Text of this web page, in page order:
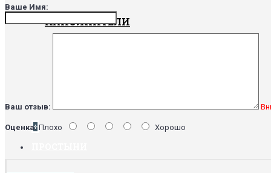
НАПОЛНИТЕЛИ
+
Ваше Имя:
Ваш отзыв:
Оценка: Плохо Хорошо